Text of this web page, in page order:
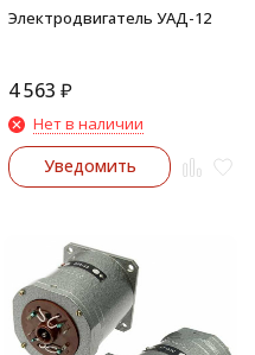
Электродвигатель УАД-12
4 563 ₽
Нет в наличии
Уведомить